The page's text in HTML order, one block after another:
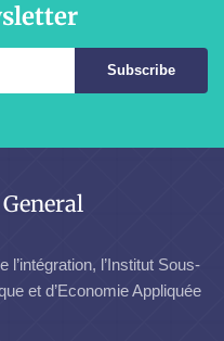
Subscribe
l’intégration, l’Institut Sous-
et d’Economie Appliquée